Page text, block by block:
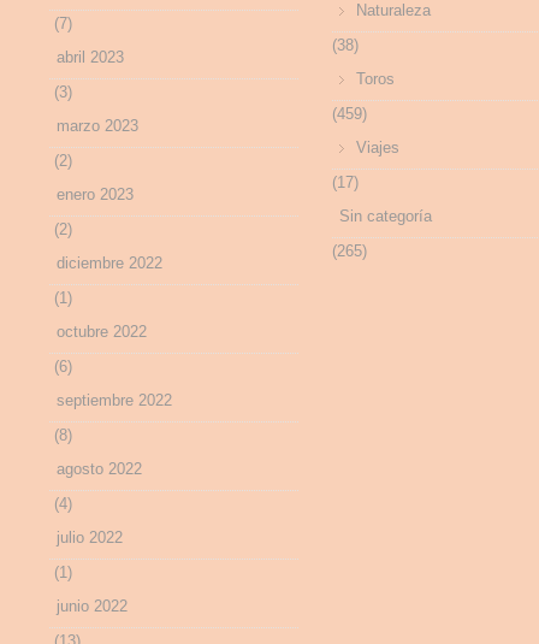
(7)
abril 2023
(3)
marzo 2023
(2)
enero 2023
(2)
diciembre 2022
(1)
octubre 2022
(6)
septiembre 2022
(8)
agosto 2022
(4)
julio 2022
(1)
junio 2022
Naturaleza
(38)
Toros
(459)
Viajes
(17)
Sin categoría
(265)